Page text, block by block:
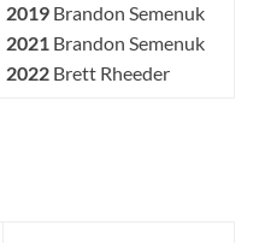
2019 Brandon Semenuk
2021 Brandon Semenuk
2022 Brett Rheeder